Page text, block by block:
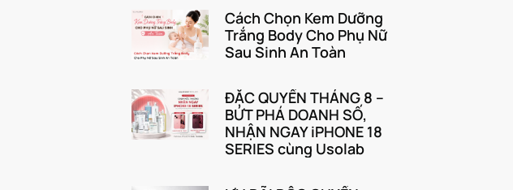
Cách Chọn Kem Dưỡng
Trắng Body Cho Phụ Nữ
Sau Sinh An Toàn
ĐẶC QUYỀN THÁNG 8 –
BỨT PHÁ DOANH SỐ,
NHẬN NGAY iPHONE 18
SERIES cùng Usolab